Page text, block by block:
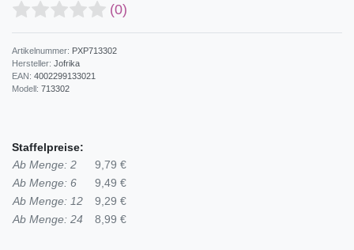
(0)
Artikelnummer: PXP713302
Hersteller: Jofrika
EAN: 4002299133021
Modell: 713302
Staffelpreise:
Ab Menge: 2
9,79 €
Ab Menge: 6
9,49 €
Ab Menge: 12
9,29 €
Ab Menge: 24
8,99 €